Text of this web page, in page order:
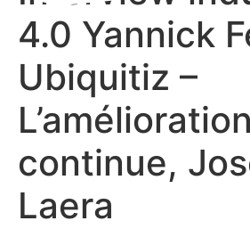
4.0 Yannick
Ubiquitiz –
L’amélioration
continue,
Laera